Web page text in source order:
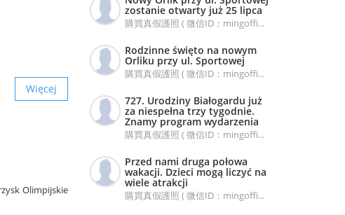
zostanie otwarty już 25 lipca
購買真假護照 ( 微信ID：mingoffi...
Rodzinne święto na nowym
Orliku przy ul. Sportowej
購買真假護照 ( 微信ID：mingoffi...
727. Urodziny Białogardu już
za niespełna trzy tygodnie.
Znamy program wydarzenia
購買真假護照 ( 微信ID：mingoffi...
Przed nami druga połowa
wakacji. Dzieci mogą liczyć na
wiele atrakcji
購買真假護照 ( 微信ID：mingoffi...
Więcej
Olimpijskie